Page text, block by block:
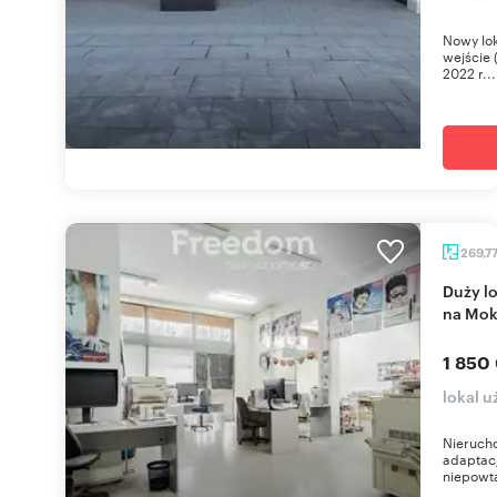
Nowy
wejście
2022
Duży lokal 270 m² z gotowym projektem adaptacji
na
1 850
lokal